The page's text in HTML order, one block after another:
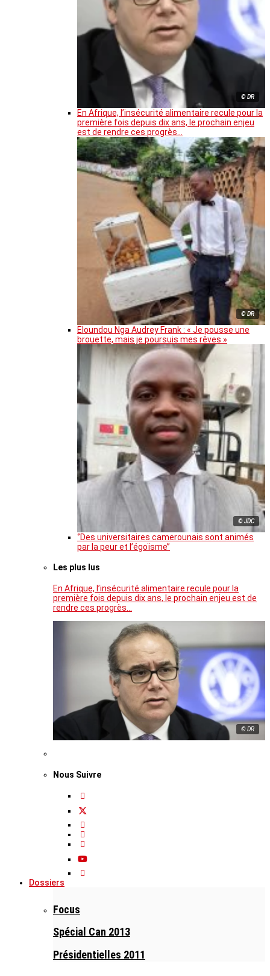
© DR
En Afrique, l’insécurité alimentaire recule pour la
première fois depuis dix ans, le prochain enjeu
est de rendre ces progrès…
© DR
Eloundou Nga Audrey Frank : « Je pousse une
brouette, mais je poursuis mes rêves »
© JDC
‘’Des universitaires camerounais sont animés
par la peur et l’égoïsme’’
Les plus lus
En Afrique, l’insécurité alimentaire recule pour la
première fois depuis dix ans, le prochain enjeu est de
rendre ces progrès…
© DR
Nous Suivre
Dossiers
Focus
Spécial Can 2013
Présidentielles 2011